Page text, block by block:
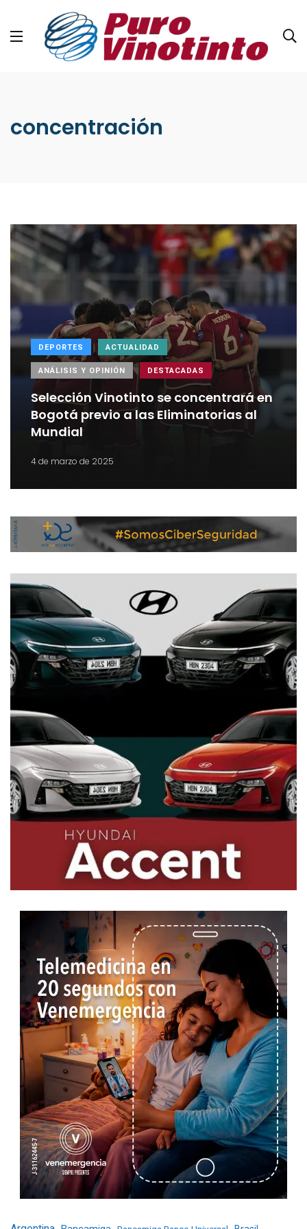
concentración
DEPORTES ACTUALIDAD
ANÁLISIS Y OPINIÓN DESTACADAS
Selección Vinotinto se concentrará en
Bogotá previo a las Eliminatorias al
Mundial
4 de marzo de 2025